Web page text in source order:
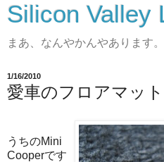
Silicon Valley
まあ、なんやかんやあります。
1/16/2010
愛車のフロアマッ
うちのMini
Cooperです